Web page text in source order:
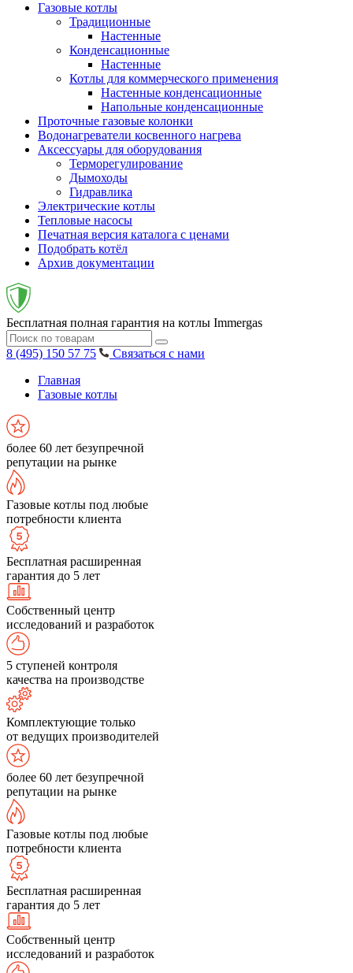
Газовые котлы
Традиционные
Настенные
Конденсационные
Настенные
Котлы для коммерческого применения
Настенные конденсационные
Напольные конденсационные
Проточные газовые колонки
Водонагреватели косвенного нагрева
Аксессуары для оборудования
Терморегулирование
Дымоходы
Гидравлика
Электрические котлы
Тепловые насосы
Печатная версия каталога с ценами
Подобрать котёл
Архив документации
Бесплатная полная гарантия на котлы Immergas
8 (495) 150 57 75
Связаться с нами
Главная
Газовые котлы
более 60 лет безупречной
репутации на рынке
Газовые котлы под любые
потребности клиента
Бесплатная расширенная
гарантия до 5 лет
Собственный центр
исследований и разработок
5 ступеней контроля
качества на производстве
Комплектующие только
от ведущих производителей
более 60 лет безупречной
репутации на рынке
Газовые котлы под любые
потребности клиента
Бесплатная расширенная
гарантия до 5 лет
Собственный центр
исследований и разработок